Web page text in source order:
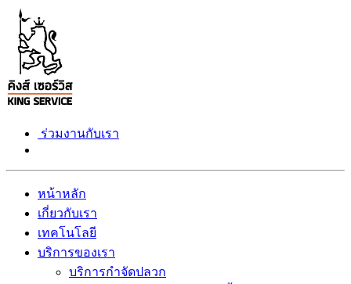
ร่วมงานกับเรา
หน้าหลัก
เกี่ยวกับเรา
เทคโนโลยี
บริการของเรา
บริการกำจัดปลวก